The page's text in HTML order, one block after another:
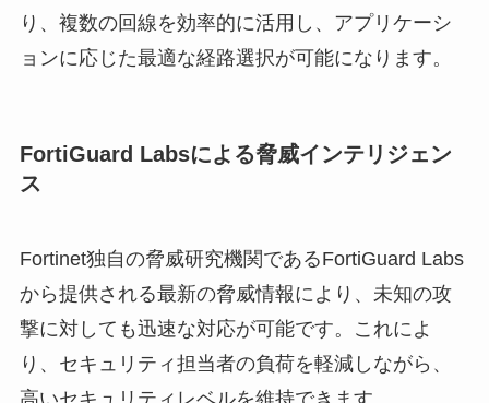
り、複数の回線を効率的に活用し、アプリケーシ
ョンに応じた最適な経路選択が可能になります。
FortiGuard Labsによる脅威インテリジェン
ス
Fortinet独自の脅威研究機関であるFortiGuard Labs
から提供される最新の脅威情報により、未知の攻
撃に対しても迅速な対応が可能です。これによ
り、セキュリティ担当者の負荷を軽減しながら、